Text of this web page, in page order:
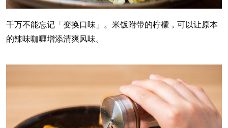
千万不能忘记「变换口味」。米饭附带的柠檬，可以让原本
的辣味咖喱增添清爽风味。